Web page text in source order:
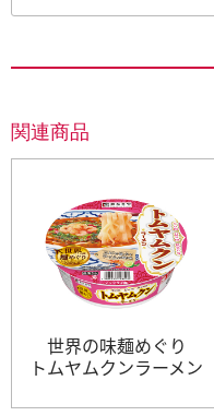
関連商品
世界の味麺めぐり
トムヤムクンラーメン